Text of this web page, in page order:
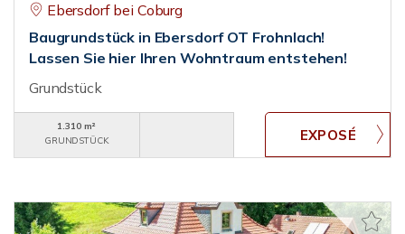
Ebersdorf bei Coburg
Baugrundstück in Ebersdorf OT Frohnlach!
Lassen Sie hier Ihren Wohntraum entstehen!
Grundstück
1.310 m²
GRUNDSTÜCK